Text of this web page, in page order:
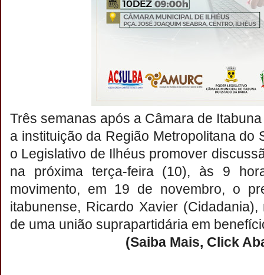
Três semanas após a Câmara de
a instituição da Região Metropolitana do
o Legislativo de Ilhéus promover
na próxima terça-feira (10), às 9
movimento, em 19 de novembro, o
itabunense, Ricardo Xavier
de uma união suprapartidária em
(Saiba Mais, Click